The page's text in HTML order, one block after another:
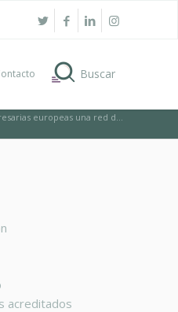
europeas una red d...
acreditados